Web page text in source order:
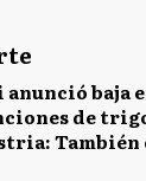
baja
de
También